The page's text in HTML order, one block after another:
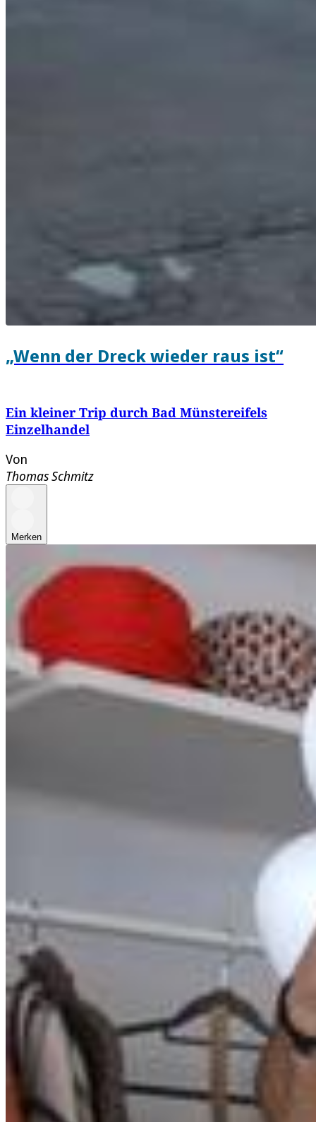
„Wenn der Dreck wieder raus ist“
Ein kleiner Trip durch Bad Münstereifels
Einzelhandel
Von
Thomas Schmitz
Merken